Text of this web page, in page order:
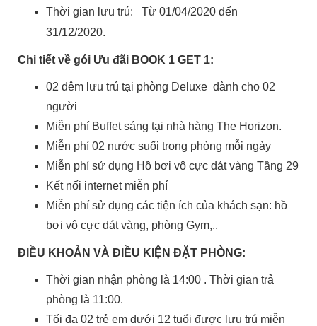
Thời gian lưu trú: Từ 01/04/2020 đến
31/12/2020.
Chi tiết về gói Ưu đãi BOOK 1 GET 1:
02 đêm lưu trú tại phòng Deluxe dành cho 02
người
Miễn phí Buffet sáng tại nhà hàng The Horizon.
Miễn phí 02 nước suối trong phòng mỗi ngày
Miễn phí sử dụng Hồ bơi vô cực dát vàng Tầng 29
Kết nối internet miễn phí
Miễn phí sử dụng các tiện ích của khách sạn: hồ
bơi vô cực dát vàng, phòng Gym,..
ĐIỀU KHOẢN VÀ ĐIỀU KIỆN ĐẶT PHÒNG:
Thời gian nhận phòng là 14:00 . Thời gian trả
phòng là 11:00.
Tối đa 02 trẻ em dưới 12 tuổi được lưu trú miễn